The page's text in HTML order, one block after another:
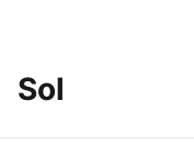
Sol